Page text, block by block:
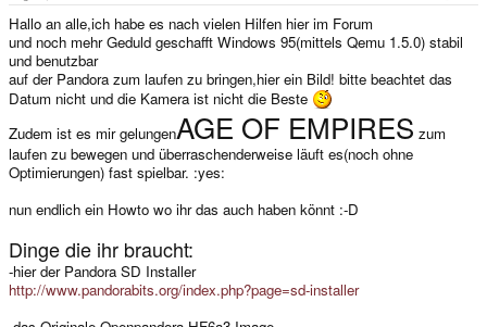
r
Hallo an alle,ich habe es nach vielen Hilfen hier im Forum
und noch mehr Geduld geschafft Windows 95(mittels Qemu 1.5.0) stabil
und benutzbar
auf der Pandora zum laufen zu bringen,hier ein Bild! bitte beachtet das
Datum nicht und die Kamera ist nicht die Beste
Zudem ist es mir gelungenAGE OF EMPIRES zum
laufen zu bewegen und überraschenderweise läuft es(noch ohne
Optimierungen) fast spielbar. :yes:
nun endlich ein Howto wo ihr das auch haben könnt :-D
Dinge die ihr braucht:
-hier der Pandora SD Installer
http://www.pandorabits.org/index.php?page=sd-installer